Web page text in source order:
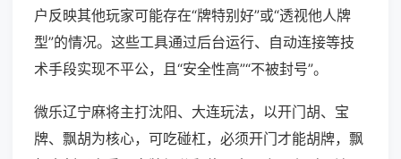
户反映其他玩家可能存在“牌特别好”或“透视他人牌
型”的情况。这些工具通过后台运行、自动连接等技
术手段实现不平公，且“安全性高”“不被封号”。
微乐辽宁麻将主打沈阳、大连玩法，以开门胡、宝
牌、飘胡为核心，可吃碰杠，必须开门才能胡牌，飘